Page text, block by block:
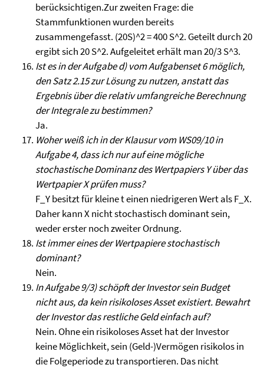
berücksichtigen.Zur zweiten Frage: die
Stammfunktionen wurden bereits
zusammengefasst. (20S)^2 = 400 S^2. Geteilt durch 20
ergibt sich 20 S^2. Aufgeleitet erhält man 20/3 S^3.
Ist es in der Aufgabe d) vom Aufgabenset 6 möglich,
den Satz 2.15 zur Lösung zu nutzen, anstatt das
Ergebnis über die relativ umfangreiche Berechnung
der Integrale zu bestimmen?
Ja.
Woher weiß ich in der Klausur vom WS09/10 in
Aufgabe 4, dass ich nur auf eine mögliche
stochastische Dominanz des Wertpapiers Y über das
Wertpapier X prüfen muss?
F_Y besitzt für kleine t einen niedrigeren Wert als F_X.
Daher kann X nicht stochastisch dominant sein,
weder erster noch zweiter Ordnung.
Ist immer eines der Wertpapiere stochastisch
dominant?
Nein.
In Aufgabe 9/3) schöpft der Investor sein Budget
nicht aus, da kein risikoloses Asset existiert. Bewahrt
der Investor das restliche Geld einfach auf?
Nein. Ohne ein risikoloses Asset hat der Investor
keine Möglichkeit, sein (Geld-)Vermögen risikolos in
die Folgeperiode zu transportieren. Das nicht